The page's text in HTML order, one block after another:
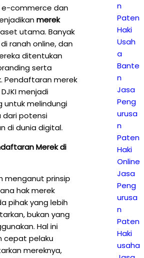
e-commerce dan
merek
utama. Banyak
ranah online, dan
ditentukan
serta
Pendaftaran merek
menjadi
untuk melindungi
dari potensi
di dunia digital.
Merek di
menganut prinsip
hak merek
pihak yang lebih
bukan yang
Hal ini
cepat pelaku
mereknya,
n
Paten
Haki
Usah
a
Bante
n
Jasa
Peng
urusa
n
Paten
Haki
Online
Jasa
Peng
urusa
n
Paten
Haki
usaha